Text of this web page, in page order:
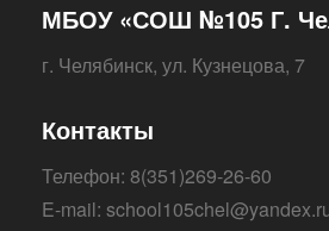
МБОУ «СОШ №105 Г.
г. Челябинск, ул. Кузнецова, 7
Контакты
Телефон: 8(351)269-26-60
E-mail: